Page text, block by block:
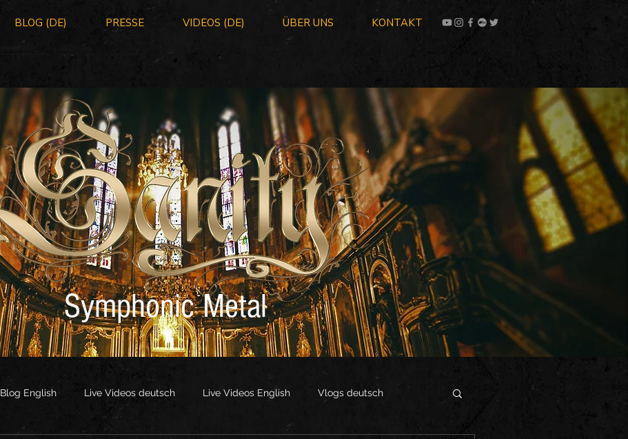
BLOG (DE) PRESSE VIDEOS (DE) ÜBER UNS KONTAKT
Symphonic Metal
Blog English Live Videos deutsch Live Videos English Vlogs deutsch